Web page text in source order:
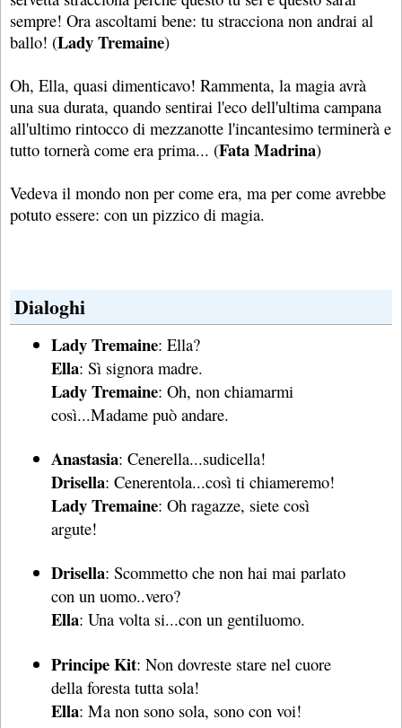
sempre! Ora ascoltami bene: tu stracciona non andrai al
ballo! (Lady Tremaine)
Oh, Ella, quasi dimenticavo! Rammenta, la magia avrà
una sua durata, quando sentirai l'eco dell'ultima campana
all'ultimo rintocco di mezzanotte l'incantesimo terminerà e
tutto tornerà come era prima... (Fata Madrina)
Vedeva il mondo non per come era, ma per come avrebbe
potuto essere: con un pizzico di magia.
Dialoghi
Lady Tremaine: Ella?
Ella: Sì signora madre.
Lady Tremaine: Oh, non chiamarmi
così...Madame può andare.
Anastasia: Cenerella...sudicella!
Drisella: Cenerentola...così ti chiameremo!
Lady Tremaine: Oh ragazze, siete così
argute!
Drisella: Scommetto che non hai mai parlato
con un uomo..vero?
Ella: Una volta si...con un gentiluomo.
Principe Kit: Non dovreste stare nel cuore
della foresta tutta sola!
Ella: Ma non sono sola, sono con voi!